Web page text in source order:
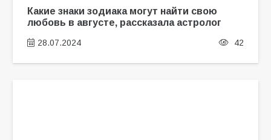
Какие знаки зодиака могут найти свою
любовь в августе, рассказала астролог
28.07.2024 42